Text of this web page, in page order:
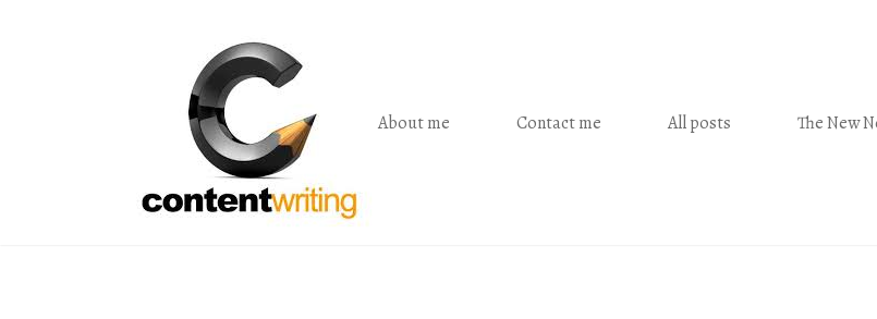
About me
Contact me All posts The New